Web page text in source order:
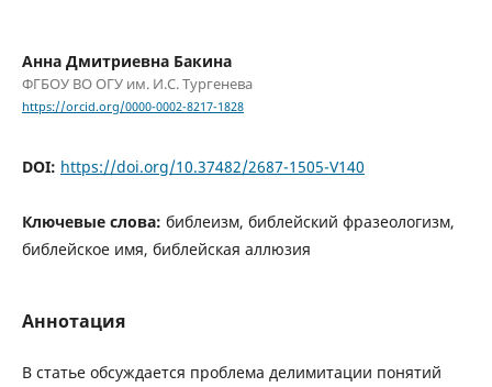
Анна Дмитриевна Бакина
ФГБОУ ВО ОГУ им. И.С. Тургенева
https://orcid.org/0000-0002-8217-1828
DOI: https://doi.org/10.37482/2687-1505-V140
Ключевые слова: библеизм, библейский фразеологизм,
библейское имя, библейская аллюзия
Аннотация
В статье обсуждается проблема делимитации понятий